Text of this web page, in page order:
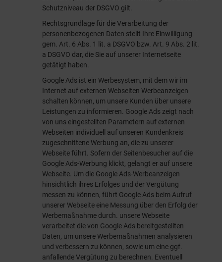
Schutzniveau der DSGVO gilt.
Rechtsgrundlage für die Verarbeitung der
personenbezogenen Daten stellt Ihre Einwilligung
gem. Art. 6 Abs. 1 lit. a DSGVO bzw. Art. 9 Abs. 2 lit.
a DSGVO dar, die Sie auf unserer Internetseite
getätigt haben.
Google Ads ist ein Werbesystem, mit dem wir im
Internet auf externen Webseiten Werbeanzeigen
schalten können, um unsere Kunden über unsere
Leistungen zu informieren. Google Ads zeigt nach
von uns eingestellten Parametern auf externen
Webseiten individuell auf unseren Kundenkreis
zugeschnittene Werbung an, die zu unserer
Webseite führt. Sofern der Seitenbesucher auf die
Google Ads-Werbung klickt, gelangt er auf unsere
Webseite. Um die Google Ads-Werbeanzeigen
hinsichtlich ihres Erfolges und der Vergütung
messen zu können, führt Google Ads beim Aufruf
unserer Webseite eine Messung über den Erfolg der
Werbemaßnahme durch. unsere Webseite
verarbeitet die von Google Ads bereitgestellten
Daten, um unsere Werbemaßnahmen analysieren
und verbessern zu können, sowie um eine ggf.
anfallende Vergütung zu berechnen. Eventuell